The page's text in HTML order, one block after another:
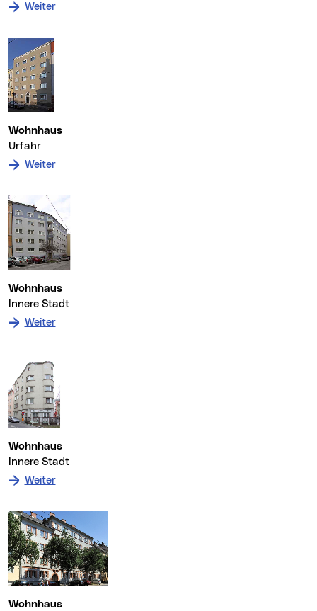
Weiter: zum Denkmal Wohnblock
Wohnhaus
Urfahr
Weiter: zum Denkmal Wohnhaus
Wohnhaus
Innere Stadt
Weiter: zum Denkmal Wohnhaus
Wohnhaus
Innere Stadt
Weiter: zum Denkmal Wohnhaus
Wohnhaus